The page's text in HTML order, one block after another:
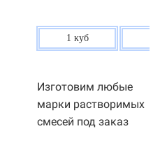
1 куб
Изготовим любые
марки растворимых
смесей под заказ